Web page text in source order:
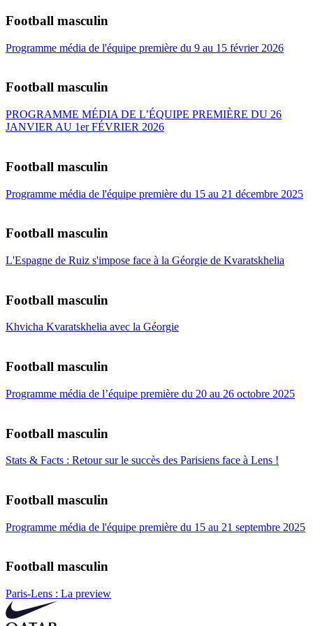
Football masculin
Programme média de l'équipe première du 9 au 15 février 2026
Football masculin
PROGRAMME MÉDIA DE L’ÉQUIPE PREMIÈRE DU 26
JANVIER AU 1er FÉVRIER 2026
Football masculin
Programme média de l'équipe première du 15 au 21 décembre 2025
Football masculin
L'Espagne de Ruiz s'impose face à la Géorgie de Kvaratskhelia
Football masculin
Khvicha Kvaratskhelia avec la Géorgie
Football masculin
Programme média de l’équipe première du 20 au 26 octobre 2025
Football masculin
Stats & Facts : Retour sur le succès des Parisiens face à Lens !
Football masculin
Programme média de l'équipe première du 15 au 21 septembre 2025
Football masculin
Paris-Lens : La preview